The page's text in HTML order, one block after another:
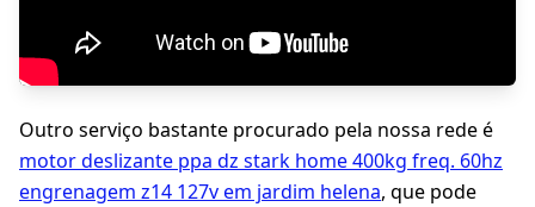
Outro serviço bastante procurado pela nossa rede é
motor deslizante ppa dz stark home 400kg freq. 60hz
engrenagem z14 127v em jardim helena, que pode